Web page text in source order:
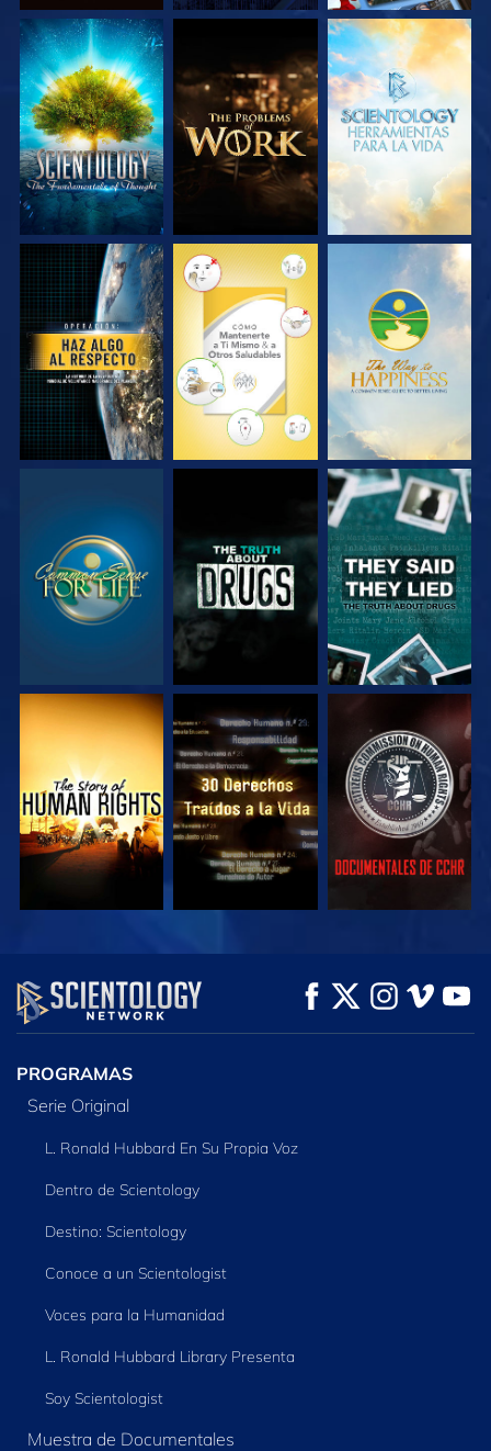
EXPLORA LAS
SERIES
EXPLORA LAS
SERIES
EXPLORA LAS
SERIES
VE VE VE
VE VE
VE VE VE
VE
EXPLORA LAS
SERIES
PROGRAMAS
Serie Original
L. Ronald Hubbard En Su Propia Voz
Dentro de Scientology
Destino: Scientology
Conoce a un Scientologist
Voces para la Humanidad
L. Ronald Hubbard Library Presenta
Soy Scientologist
Muestra de Documentales